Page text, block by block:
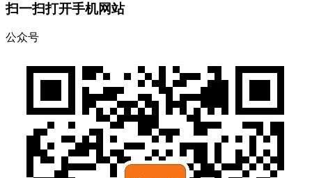
扫一扫打开手机网站
公众号